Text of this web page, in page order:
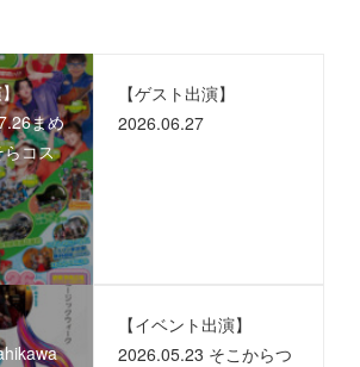
まめ
コス
【ゲスト出演】
2026.06.27
【イベント出演】
2026.05.23 そこからつ